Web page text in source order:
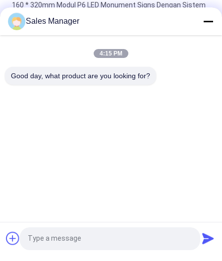
160 * 320mm Modul P6 LED Monument Signs Dengan Sistem
Pengiriman Nova TB
Monumen Kabinet Aluminium Tanda LED Warna RGB FCC
Billboard
Layar LED Layanan
Depan
Quote request suatu
Sales Manager
4:15 PM
Good day, what product are you looking for?